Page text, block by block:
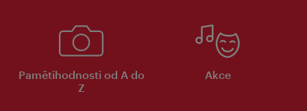
Pamětihodnosti od A do
Z
Akce